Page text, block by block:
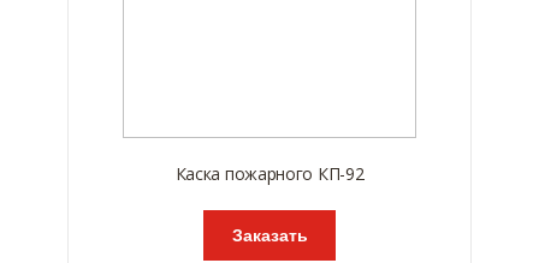
Каска пожарного КП-92
Заказать